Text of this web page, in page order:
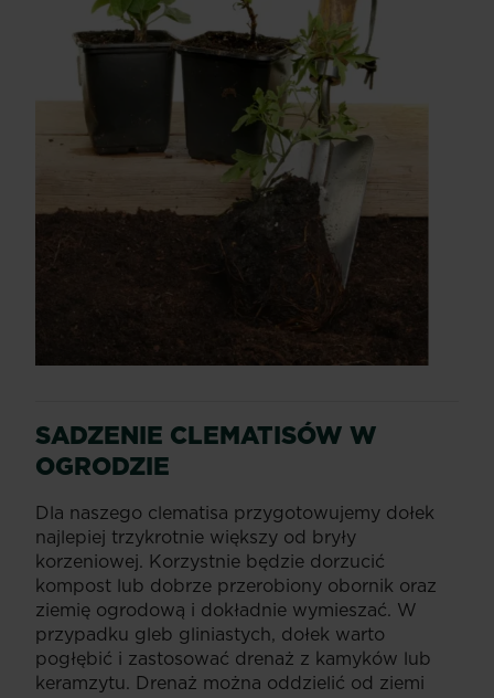
SADZENIE CLEMATISÓW W
OGRODZIE
Dla naszego clematisa przygotowujemy dołek
najlepiej trzykrotnie większy od bryły
korzeniowej. Korzystnie będzie dorzucić
kompost lub dobrze przerobiony obornik oraz
ziemię ogrodową i dokładnie wymieszać. W
przypadku gleb gliniastych, dołek warto
pogłębić i zastosować drenaż z kamyków lub
keramzytu. Drenaż można oddzielić od ziemi